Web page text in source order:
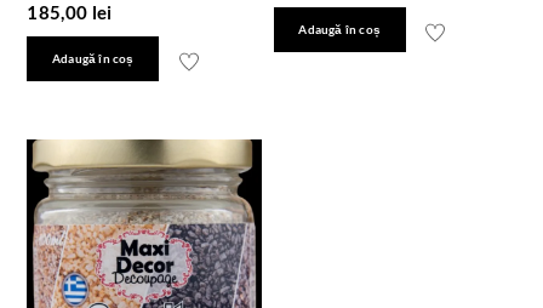
185,00 lei
Adaugă în coș
Adaugă în coș